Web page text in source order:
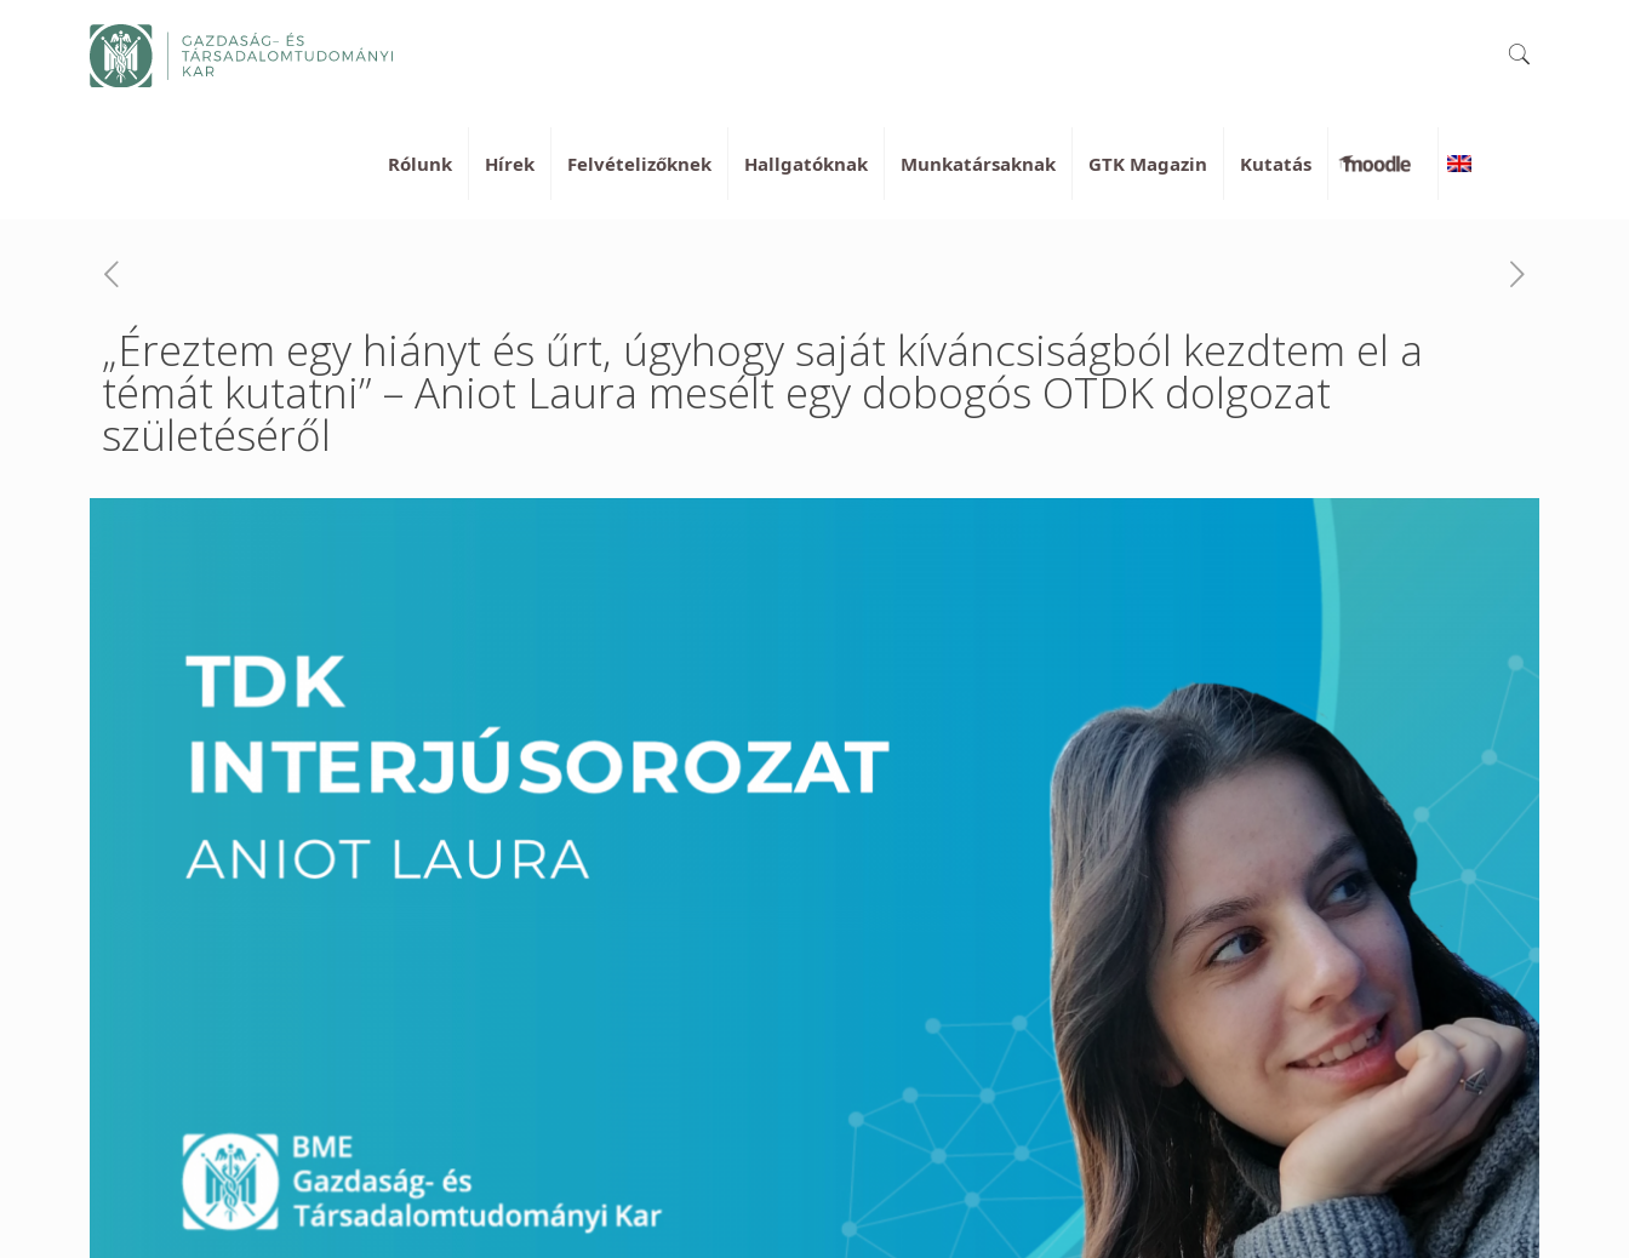
Rólunk Hírek Felvételizőknek Hallgatóknak Munkatársaknak GTK Magazin Kutatás Moodle English
„Éreztem egy hiányt és űrt, úgyhogy saját kíváncsiságból kezdtem el a
témát kutatni” – Aniot Laura mesélt egy dobogós OTDK dolgozat
születéséről